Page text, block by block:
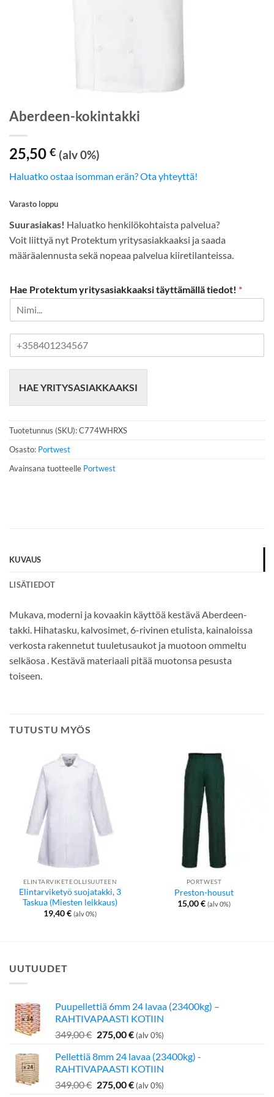
Aberdeen-kokintakki
25,50 € (alv 0%)
Haluatko ostaa isomman erän? Ota yhteyttä!
Varasto loppu
Suurasiakas! Haluatko henkilökohtaista palvelua?
Voit liittyä nyt Protektum yritysasiakkaaksi ja saada
määräalennusta sekä nopeaa palvelua kiiretilanteissa.
Hae Protektum yritysasiakkaaksi täyttämällä tiedot! *
n
u
m
e
r
HAE YRITYSASIAKKAAKSI
Tuotetunnus (SKU):C774WHRXS
Osasto: Portwest
Avainsana tuotteelle Portwest
KUVAUS
LISÄTIEDOT
Mukava, moderni ja kovaakin käyttöä kestävä Aberdeen-
takki. Hihatasku, kalvosimet, 6-rivinen etulista, kainaloissa
verkosta rakennetut tuuletusaukot ja muotoon ommeltu
selkäosa . Kestävä materiaali pitää muotonsa pesusta
toiseen.
TUTUSTU MYÖS
ELINTARVIKETEOLLISUUTEEN
Elintarviketyö suojatakki, 3
Taskua (Miesten leikkaus)
19,40€ (alv 0%)
PORTWEST
Preston-housut
15,00€ (alv 0%)
UUTUUDET
Puupellettiä 6mm 24 lavaa (23400kg) –
RAHTIVAPAASTI KOTIIN
349,00€ Alkuperäinen
oli:
349,00 €.
275,00€Nykyinen
on:
275,00 €.
(alv 0%)
Pellettiä 8mm 24 lavaa (23400kg) -
RAHTIVAPAASTI KOTIIN
349,00€ Alkuperäinen
275,00€Nykyinen
(alv 0%)